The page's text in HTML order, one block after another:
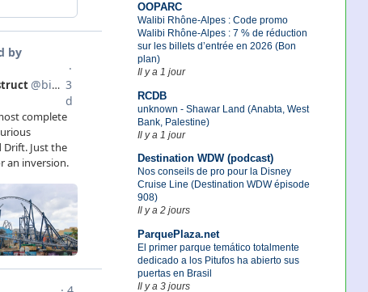
OOPARC
Walibi Rhône-Alpes : Code promo
Walibi Rhône-Alpes : 7 % de réduction
sur les billets d’entrée en 2026 (Bon
plan)
Il y a 1 jour
RCDB
unknown - Shawar Land (Anabta, West
Bank, Palestine)
Il y a 1 jour
Destination WDW (podcast)
Nos conseils de pro pour la Disney
Cruise Line (Destination WDW épisode
908)
Il y a 2 jours
ParquePlaza.net
El primer parque temático totalmente
dedicado a los Pitufos ha abierto sus
puertas en Brasil
Il y a 3 jours